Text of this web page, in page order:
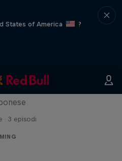
States of America
?
Fields
· 3 episodi